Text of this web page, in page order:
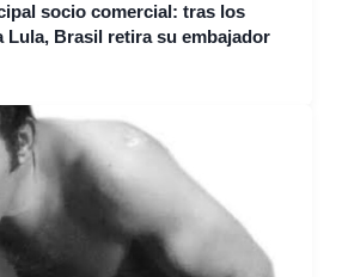
socio comercial: tras los
Lula, Brasil retira su embajador